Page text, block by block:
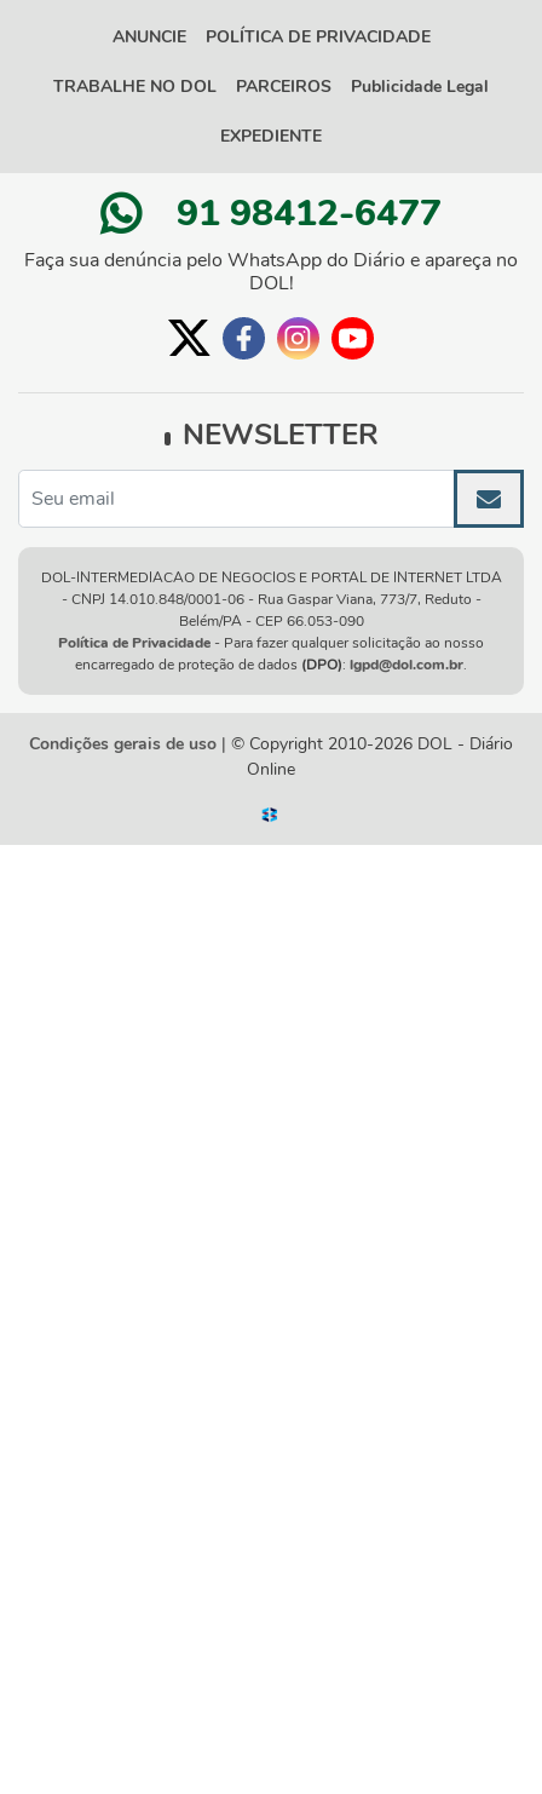
ANUNCIE POLÍTICA DE PRIVACIDADE
TRABALHE NO DOL PARCEIROS Publicidade Legal
EXPEDIENTE
91 98412-6477
Faça sua denúncia pelo WhatsApp do Diário e apareça no
DOL!
NEWSLETTER
DOL-INTERMEDIACAO DE NEGOCIOS E PORTAL DE INTERNET LTDA
- CNPJ 14.010.848/0001-06 - Rua Gaspar Viana, 773/7, Reduto -
Belém/PA - CEP 66.053-090
Política de Privacidade - Para fazer qualquer solicitação ao nosso
encarregado de proteção de dados (DPO): lgpd@dol.com.br.
Condições gerais de uso | © Copyright 2010-2026 DOL - Diário
Online